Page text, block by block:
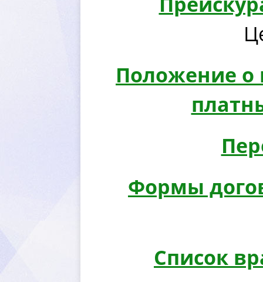
Положение о
Формы
Список